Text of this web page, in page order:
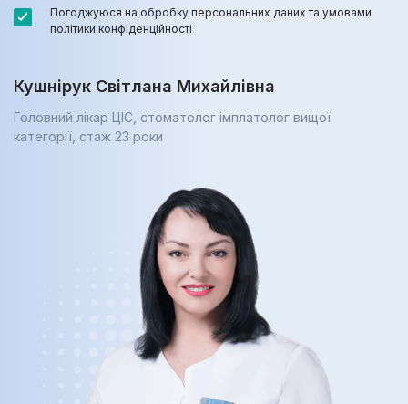
Погоджуюся на обробку персональних даних та умовами
політики конфіденційності
Кушнірук Світлана Михайлівна
Головний лікар ЦІС, стоматолог імплатолог вищої
категорії, cтаж 23 роки